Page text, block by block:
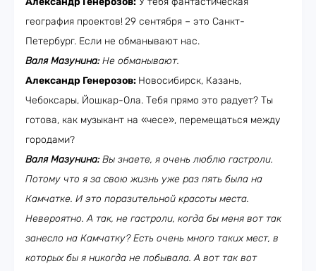
география проектов!29 сентября – это Санкт-
Петербург. Если не обманывают нас.
Валя Мазунина:Не обманывают.
Александр Генерозов: Новосибирск, Казань,
Чебоксары, Йошкар-Ола. Тебя прямо это радует? Ты
готова, как музыкант на «чесе», перемещаться между
городами?
Валя Мазунина:Вы знаете, я очень люблю гастроли.
Потому что я за свою жизнь уже раз пять была на
Камчатке. И это поразительной красоты места.
Невероятно. А так, не гастроли, когда бы меня вот так
занесло на Камчатку? Есть очень много таких мест, в
которых бы я никогда не побывала. А вот так вот